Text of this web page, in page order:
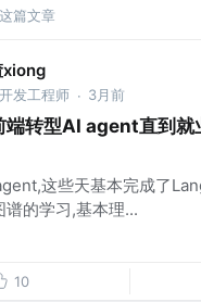
篇文章
xiong
发工程师 · 3月前
端转型AI agent直到就
这些天基本完成了
谱的学习,基本理...
10